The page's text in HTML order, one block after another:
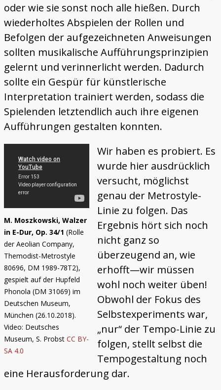
oder wie sie sonst noch alle hießen. Durch
wiederholtes Abspielen der Rollen und
Befolgen der aufgezeichneten Anweisungen
sollten musikalische Aufführungsprinzipien
gelernt und verinnerlicht werden. Dadurch
sollte ein Gespür für künstlerische
Interpretation trainiert werden, sodass die
Spielenden letztendlich auch ihre eigenen
Aufführungen gestalten konnten.
M. Moszkowski, Walzer
in E-Dur, Op. 34/1 (Rolle
der Aeolian Company,
Themodist-Metrostyle
80696, DM 1989-78T2),
gespielt auf der Hupfeld
Phonola (DM 31069) im
Deutschen Museum,
München (26.10.2018).
Video: Deutsches
Museum, S. Probst CC BY-
SA 4.0
Wir haben es probiert. Es
wurde hier ausdrücklich
versucht, möglichst
genau der Metrostyle-
Linie zu folgen. Das
Ergebnis hört sich noch
nicht ganz so
überzeugend an, wie
erhofft—wir müssen
wohl noch weiter üben!
Obwohl der Fokus des
Selbstexperiments war,
„nur“ der Tempo-Linie zu
folgen, stellt selbst die
Tempogestaltung noch
eine Herausforderung dar.